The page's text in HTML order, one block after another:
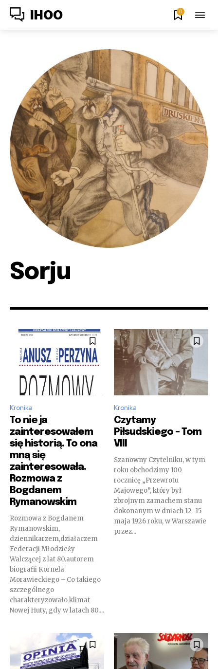
IHOO 0
Sorju
Kronika
To nie ja
zainteresowałem
się historią. To ona
mną się
zainteresowała.
Rozmowa z
Bogdanem
Rymanowskim
Rozmowa z Bogdanem
Rymanowskim,
dziennikarzem,działaczem
Federacji Młodzieży
Walczącej z lat 80.autorem
biografii Kornela
Morawieckiego – Co takiego
szczególnego
charakteryzowało klimat
Nowej Huty, gdy w latach 80....
Kronika
Czytamy
Piłsudskiego – Tom
VIII
Szanowny Czytelniku, w tym
roku obchodzimy 100
rocznicę „Przewrotu
Majowego”, który był
zbrojnym zamachem stanu
dokonanym w dniach 12–15
maja 1926 roku, w Warszawie
przez...